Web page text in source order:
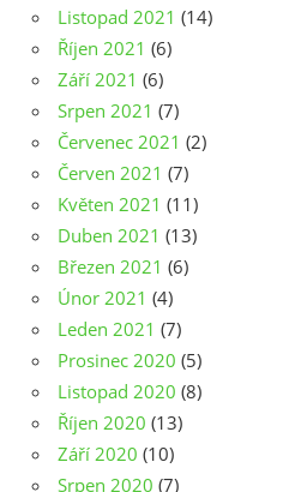
Listopad 2021 (14)
Říjen 2021 (6)
Září 2021 (6)
Srpen 2021 (7)
Červenec 2021 (2)
Červen 2021 (7)
Květen 2021 (11)
Duben 2021 (13)
Březen 2021 (6)
Únor 2021 (4)
Leden 2021 (7)
Prosinec 2020 (5)
Listopad 2020 (8)
Říjen 2020 (13)
Září 2020 (10)
Srpen 2020 (7)